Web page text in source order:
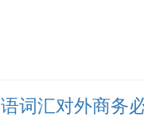
词汇对外商务